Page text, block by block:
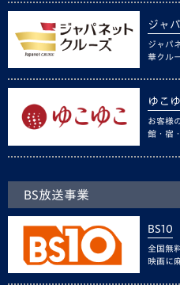
ジャ
ジャパ
華クル
ゆこ
お客様
館・宿
BS放送事業
BS10
全国無
映画に